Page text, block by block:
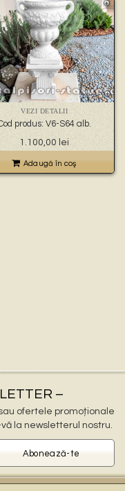
VEZI DETALII
produs: V6-S64 alb.
1.100,00 lei
Adaugă în coş
–
ofertele promoționale
la newsletterul nostru.